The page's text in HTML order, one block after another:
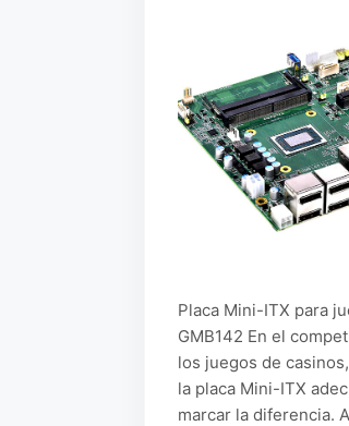
Placa Mini-ITX para
GMB142 En el
los juegos de
la placa Mini-ITX
marcar la diferencia.